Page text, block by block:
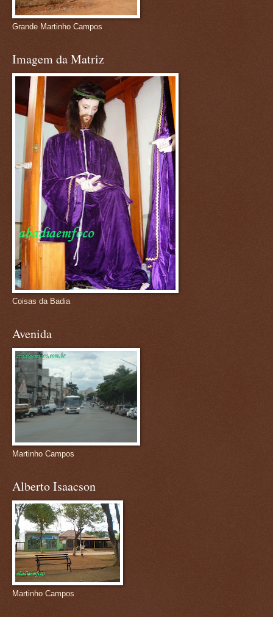
Grande Martinho Campos
Imagem da Matriz
Coisas da Badia
Avenida
Martinho Campos
Alberto Isaacson
Martinho Campos